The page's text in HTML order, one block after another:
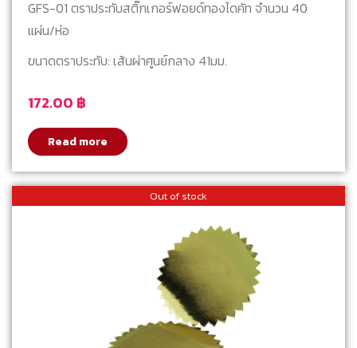
172.00 ฿
GFS-01 ตราประทับสติ๊กเกอร์ฟอยด์ทองไดคัท จำนวน 40
แผ่น/ห่อ
ขนาดตราประทับ: เส้นผ่าศูนย์กลาง 41มม.
Read more
Out of stock